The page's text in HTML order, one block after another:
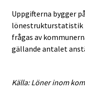
Uppgifterna bygger
lönestrukturstatistik
frågas av
gällande antalet
Källa: Löner inom